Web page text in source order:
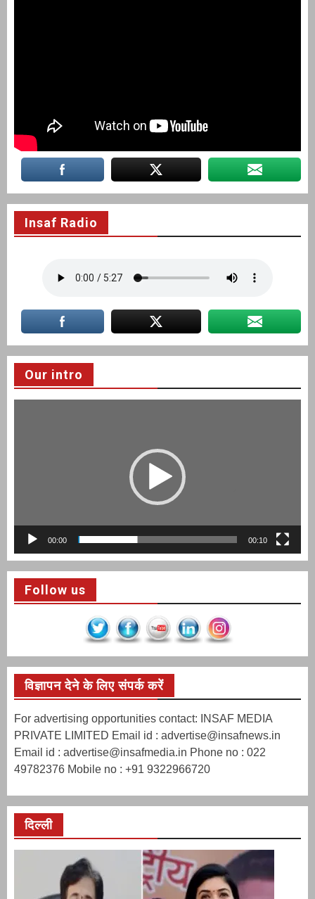
Insaf Radio
Our intro
00:00 00:10
Follow us
विज्ञापन देने के लिए संपर्क करें
For advertising opportunities contact: INSAF MEDIA
PRIVATE LIMITED Email id : advertise@insafnews.in
Email id : advertise@insafmedia.in Phone no : 022
49782376 Mobile no : +91 9322966720
दिल्ली